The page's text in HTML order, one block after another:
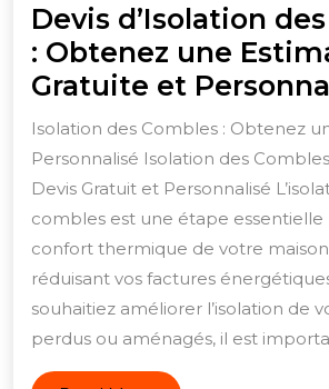
Devis d’Isolation
: Obtenez une
Gratuite et
Isolation des Combles : Obtenez
Personnalisé Isolation des
Devis Gratuit et Personnalisé
combles est une étape essentielle
confort thermique de votre
réduisant vos factures
souhaitiez améliorer l’isolation de
perdus ou aménagés, il est